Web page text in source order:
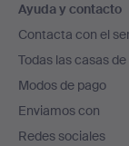
en
el
pie
de
página
Ayuda y contacto
Contacta con el
Todas las casas
Modos de pago
Enviamos con
Redes sociales